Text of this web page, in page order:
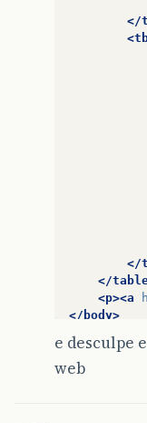
</
</
</
<p><a
</body>
e desculpe
web